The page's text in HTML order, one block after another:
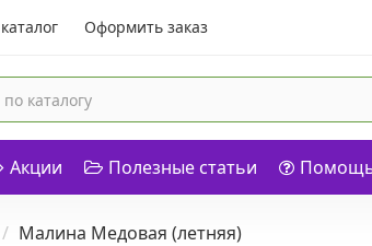
Оформить заказ
Акции Полезные статьи
Малина Медовая (летняя)